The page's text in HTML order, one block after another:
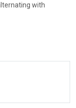
with